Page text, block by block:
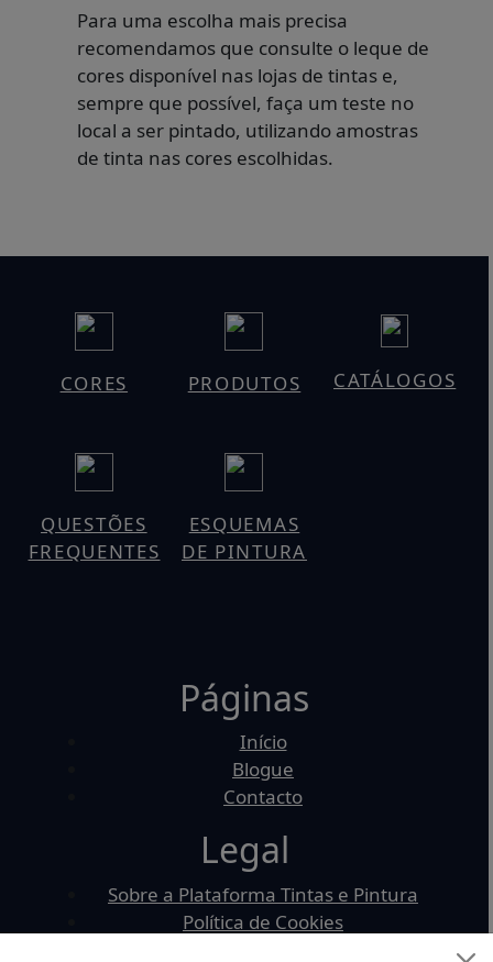
Para uma escolha mais precisa
recomendamos que consulte o leque de
cores disponível nas lojas de tintas e,
sempre que possível, faça um teste no
local a ser pintado, utilizando amostras
de tinta nas cores escolhidas.
CORES PRODUTOS CATÁLOGOS
QUESTÕES
FREQUENTES
ESQUEMAS
DE PINTURA
Páginas
Início
Blogue
Contacto
Legal
Sobre a Plataforma Tintas e Pintura
Política de Cookies